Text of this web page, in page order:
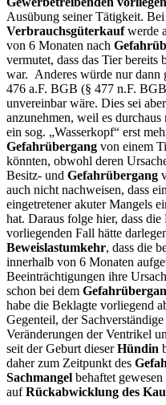
Ausübung seiner Tätigkeit. Bei
Verbrauchsgüterkaufwerde
von 6 Monaten nach
vermutet, dass das Tier bereits
war. Anderes würde nur dann
476 a.F. BGB (§ 477 n.F.
unvereinbar wäre. Dies sei
anzunehmen, weil es
ein sog. „Wasserkopf“ erst
Gefahrübergang von einem
könnten, obwohl deren
Besitz- und Gefahrübergang
auch nicht nachweisen, dass
eingetretener akuter Mangels
hat. Daraus folge hier, dass
vorliegenden Fall hätte
Beweislastumkehr, dass die
innerhalb von 6 Monaten
Beeinträchtigungen ihre
schon bei dem
habe die Beklagte vorliegend
Gegenteil, der
Veränderungen der Ventrikel
seit der Geburt dieserHündin
daher zum Zeitpunkt des
Sachmangel behaftet
aufRückabwicklung des